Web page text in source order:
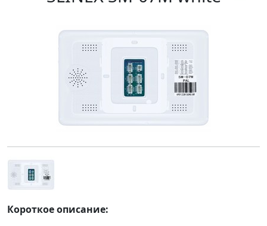
Короткое описание: